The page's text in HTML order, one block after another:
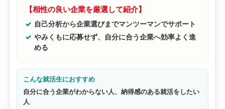
【相性の良い企業を厳選して紹介】
自己分析から企業選びまでマンツーマンでサポート
やみくもに応募せず、自分に合う企業へ効率よく進
める
こんな就活生におすすめ
自分に合う企業がわからない人、納得感のある就活をしたい
人